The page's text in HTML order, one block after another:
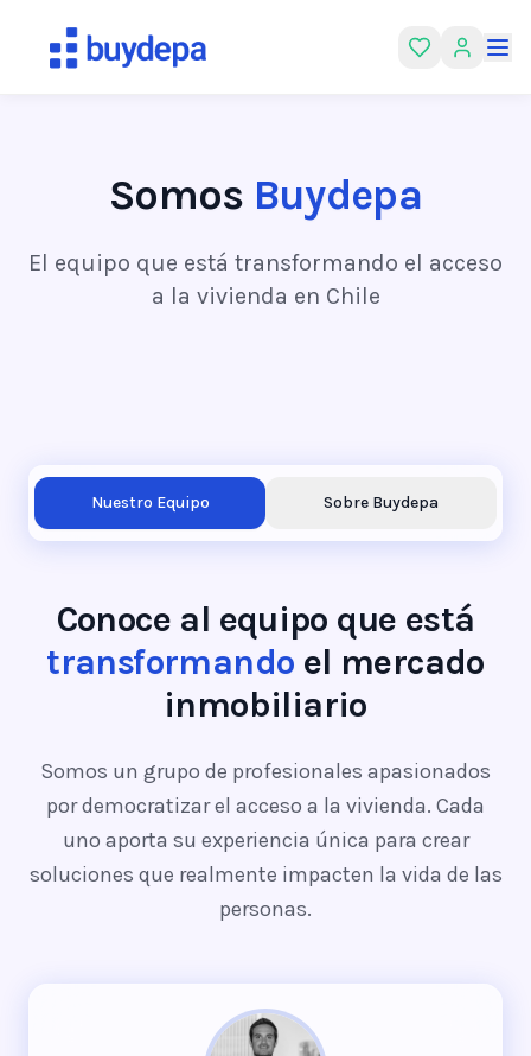
Somos Buydepa
El equipo que está transformando el acceso
a la vivienda en Chile
Nuestro Equipo Sobre Buydepa
Conoce al equipo que está
transformando el mercado
inmobiliario
Somos un grupo de profesionales apasionados
por democratizar el acceso a la vivienda. Cada
uno aporta su experiencia única para crear
soluciones que realmente impacten la vida de las
personas.